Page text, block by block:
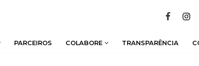
PARCEIROS COLABORE TRANSPARÊNCIA